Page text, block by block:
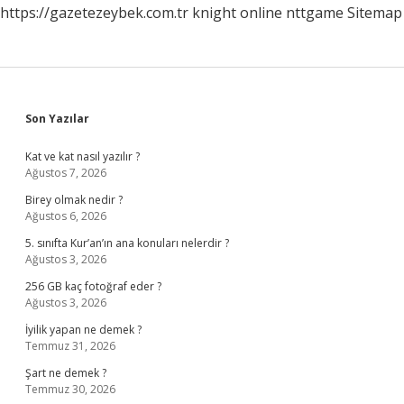
https://gazetezeybek.com.tr knight online nttgame Sitemap
Sidebar
Son Yazılar
Kat ve kat nasıl yazılır ?
Ağustos 7, 2026
Birey olmak nedir ?
Ağustos 6, 2026
5. sınıfta Kur’an’ın ana konuları nelerdir ?
Ağustos 3, 2026
256 GB kaç fotoğraf eder ?
Ağustos 3, 2026
İyilik yapan ne demek ?
Temmuz 31, 2026
Şart ne demek ?
Temmuz 30, 2026